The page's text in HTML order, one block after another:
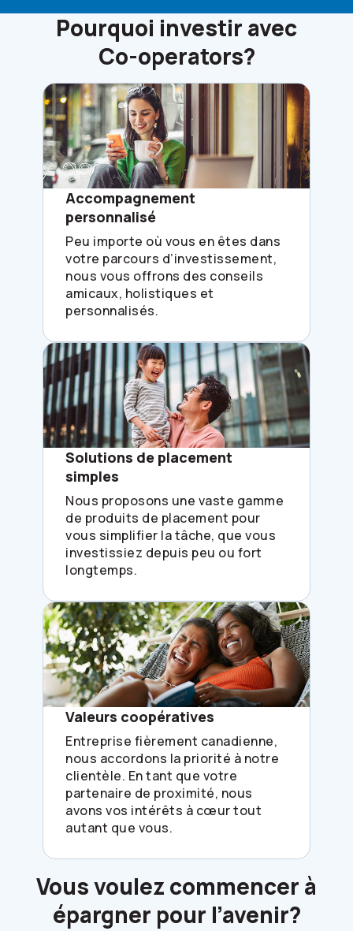
Pourquoi investir avec
Co-operators?
Accompagnement
personnalisé
Peu importe où vous en êtes dans
votre parcours d’investissement,
nous vous offrons des conseils
amicaux, holistiques et
personnalisés.
Solutions de placement
simples
Nous proposons une vaste gamme
de produits de placement pour
vous simplifier la tâche, que vous
investissiez depuis peu ou fort
longtemps.
Valeurs coopératives
Entreprise fièrement canadienne,
nous accordons la priorité à notre
clientèle. En tant que votre
partenaire de proximité, nous
avons vos intérêts à cœur tout
autant que vous.
Vous voulez commencer à
épargner pour l’avenir?